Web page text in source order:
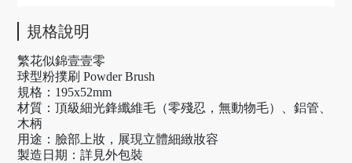
規格說明
繁花似錦壹壹零
球型粉撲刷 Powder Brush
規格：195x52mm
材質：頂級細光鋒纖維毛（零殘忍，無動物毛）、鋁管、
木柄
用途：臉部上妝，展現立體細緻妝容
製造日期：詳見外包裝